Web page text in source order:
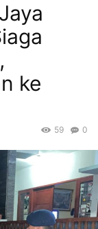
ke
0
59